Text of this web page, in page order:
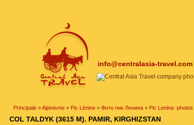
info@centralasia-travel.com
Principale »Alpinisme » Pic Lénine » Фото пик Ленина » Pic Lenine: photos
COL TALDYK (3615 M). PAMIR, KIRGHIZSTAN